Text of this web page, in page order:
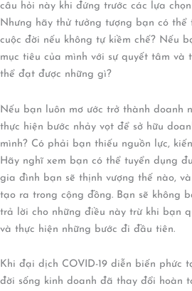
câu hỏi này khi đứng trước các lựa
Nhưng hãy thử tưởng tượng bạn có thể
cuộc đời nếu không tự kiềm chế? Nếu
mục tiêu của mình với sự quyết tâm và
thể đạt được những gì?
Nếu bạn luôn mơ ước trở thành doanh
thực hiện bước nhảy vọt để sở hữu
mình? Có phải bạn thiếu nguồn lực,
Hãy nghĩ xem bạn có thể tuyển dụng
gia đình bạn sẽ thịnh vượng thế nào,
tạo ra trong cộng đồng. Bạn sẽ không
trả lời cho những điều này trừ khi bạn
và thực hiện những bước đi đầu tiên.
Khi đại dịch COVID-19 diễn biến phức
đời sống kinh doanh đã thay đổi hoàn